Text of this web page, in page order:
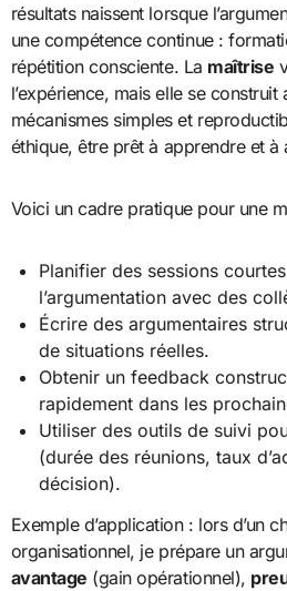
résultats naissent lorsque
une compétence continue :
répétition consciente. La maîtrise
l’expérience, mais elle se construit
mécanismes simples et
éthique, être prêt à apprendre et à
Voici un cadre pratique pour une
Planifier des sessions
l’argumentation avec des
Écrire des argumentaires
de situations réelles.
Obtenir un feedback
rapidement dans les
Utiliser des outils de suivi
(durée des réunions, taux
décision).
Exemple d’application : lors d’un
organisationnel, je prépare un
avantage (gain opérationnel),